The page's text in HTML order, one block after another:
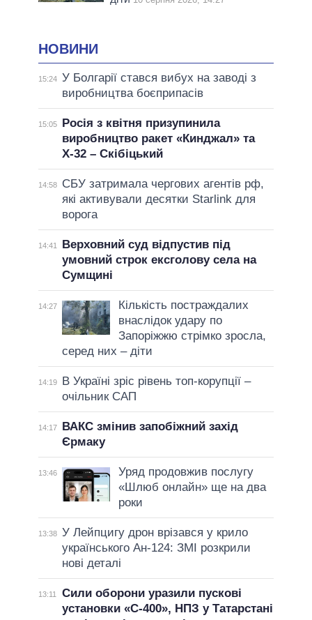
НОВИНИ
15:24 У Болгарії стався вибух на заводі з
виробництва боєприпасів
15:05
Росія з квітня призупинила
виробництво ракет «Кинджал» та
Х-32 – Скібіцький
14:58
СБУ затримала чергових агентів рф,
які активували десятки Starlink для
ворога
14:41
Верховний суд відпустив під
умовний строк ексголову села на
Сумщині
14:27
Кількість постраждалих
внаслідок удару по
Запоріжжю стрімко зросла,
серед них – діти
14:19
В Україні зріс рівень топ-корупції –
очільник САП
14:17
ВАКС змінив запобіжний захід
Єрмаку
13:46
Уряд продовжив послугу
«Шлюб онлайн» ще на два
роки
13:38 У Лейпцигу дрон врізався у крило
українського Ан-124: ЗМІ розкрили
нові деталі
13:11
Сили оборони уразили пускові
установки «С-400», НПЗ у Татарстані